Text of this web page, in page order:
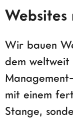
Websites
Wir bauen
dem weltweit
mit einem
Stange,